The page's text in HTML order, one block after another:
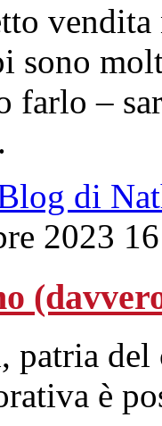
vendita
sono
farlo –
di
2023
del
è